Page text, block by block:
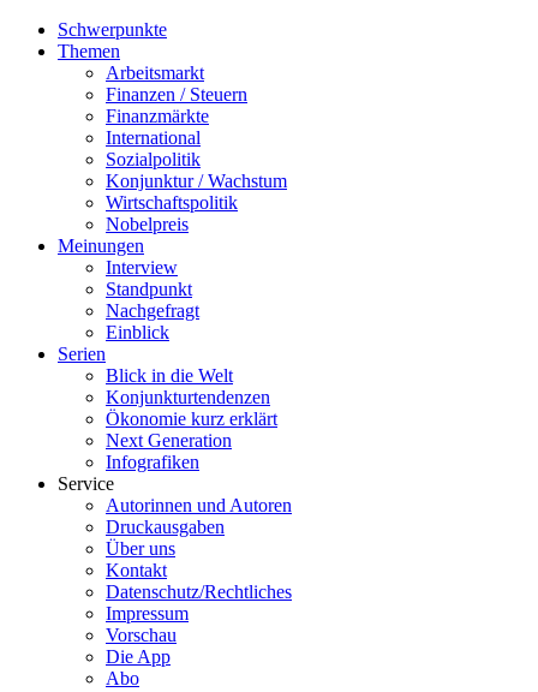
Schwerpunkte
Themen
Arbeitsmarkt
Finanzen / Steuern
Finanzmärkte
International
Sozialpolitik
Konjunktur / Wachstum
Wirtschaftspolitik
Nobelpreis
Meinungen
Interview
Standpunkt
Nachgefragt
Einblick
Serien
Blick in die Welt
Konjunkturtendenzen
Ökonomie kurz erklärt
Next Generation
Infografiken
Service
Autorinnen und Autoren
Druckausgaben
Über uns
Kontakt
Datenschutz/Rechtliches
Impressum
Vorschau
Die App
Abo